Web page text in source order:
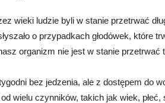
wieki ludzie byli w stanie przetrwać
o przypadkach głodówek, które
organizm nie jest w stanie przetrwać
bez jedzenia, ale z dostępem do
wielu czynników, takich jak wiek, płeć,